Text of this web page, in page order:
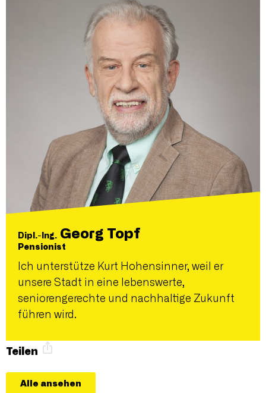
Dipl.-Ing. Georg Topf
Pensionist
Ich unterstütze Kurt Hohensinner, weil er
unsere Stadt in eine lebenswerte,
seniorengerechte und nachhaltige Zukunft
führen wird.
Teilen
Alle ansehen